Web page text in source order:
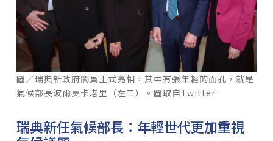
圖／瑞典新政府閣員正式亮相，其中有張年輕的面孔，就是
氣候部長波爾莫卡塔里（左二）。圖取自Twitter
瑞典新任氣候部長：年輕世代更加重視